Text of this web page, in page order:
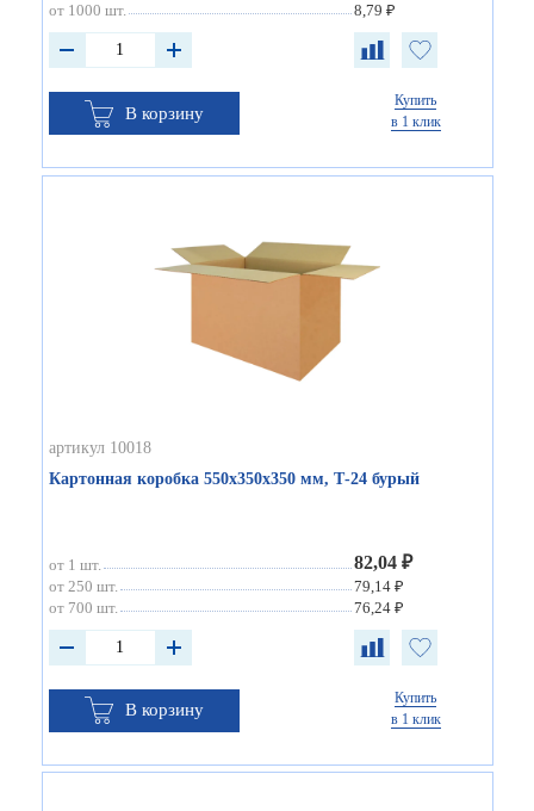
от 1000 шт.
8,79 ₽
В корзину
Купить
в 1 клик
артикул 10018
Картонная коробка 550х350х350 мм, Т-24 бурый
от 1 шт. 82,04 ₽
от 250 шт.
79,14 ₽
от 700 шт.
76,24 ₽
В корзину
Купить
в 1 клик